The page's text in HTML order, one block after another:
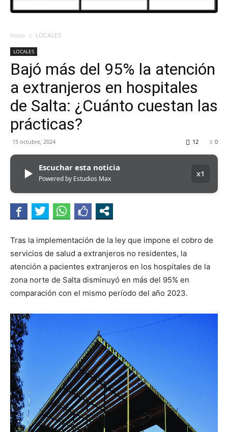
Inicio LOCALES
LOCALES
Bajó más del 95% la atención
a extranjeros en hospitales
de Salta: ¿Cuánto cuestan las
prácticas?
15 octubre, 2024 0
12
▶ Escuchar esta noticia
Powered by Estudios Max
x1
Tras la implementación de la ley que impone el cobro de
servicios de salud a extranjeros no residentes, la
atención a pacientes extranjeros en los hospitales de la
zona norte de Salta disminuyó en más del 95% en
comparación con el mismo período del año 2023.